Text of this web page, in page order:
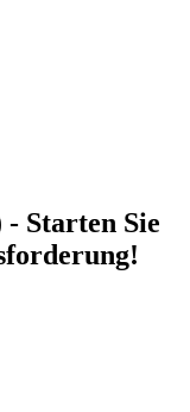
Starten Sie